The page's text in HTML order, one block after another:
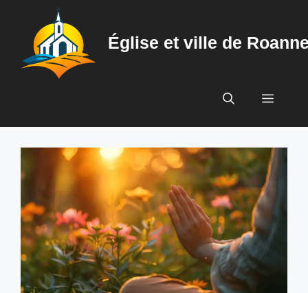
contenu
Église et ville de
Menu